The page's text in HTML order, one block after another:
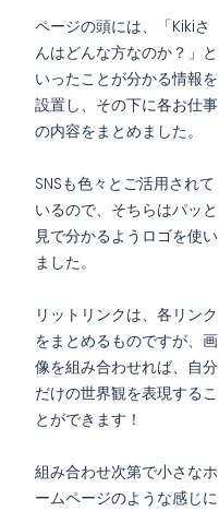
ページの頭には、「Kikiさ
んはどんな方なのか？」と
いったことが分かる情報を
設置し、その下に各お仕事
の内容をまとめました。
SNSも色々とご活用されて
いるので、そちらはパッと
見で分かるようロゴを使い
ました。
リットリンクは、各リンク
をまとめるものですが、画
像を組み合わせれば、自分
だけの世界観を表現するこ
とができます！
組み合わせ次第で小さなホ
ームページのような感じに